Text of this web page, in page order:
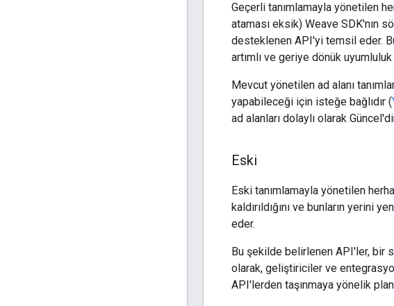
Geçerli tanımlamayla yönetilen
ataması eksik) Weave SDK'nın
desteklenen API'yi temsil eder.
artımlı ve geriye dönük
Mevcut yönetilen ad alanı
yapabileceği için isteğe bağlıdır (
ad alanları dolaylı olarak
Eski
Eski tanımlamayla yönetilen
kaldırıldığını ve bunların yerini
eder.
Bu şekilde belirlenen API'ler, bir
olarak, geliştiriciler ve
API'lerden taşınmaya yönelik